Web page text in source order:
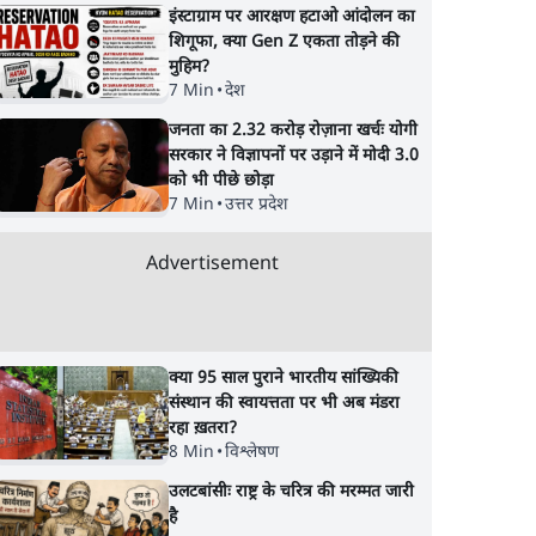
इंस्टाग्राम पर आरक्षण हटाओ आंदोलन का
शिगूफा, क्या Gen Z एकता तोड़ने की
मुहिम?
7 Min •देश
जनता का 2.32 करोड़ रोज़ाना खर्चः योगी
सरकार ने विज्ञापनों पर उड़ाने में मोदी 3.0
को भी पीछे छोड़ा
7 Min •उत्तर प्रदेश
Advertisement
क्या 95 साल पुराने भारतीय सांख्यिकी
संस्थान की स्वायत्तता पर भी अब मंडरा
रहा ख़तरा?
8 Min •विश्लेषण
उलटबांसीः राष्ट्र के चरित्र की मरम्मत जारी
है